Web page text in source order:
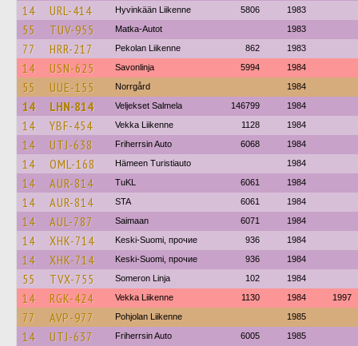
14 URL-414 Hyvinkään Liikenne 5806 1983
55 TUV-955 Matka-Autot 1983
77 HRR-217 Pekolan Liikenne 862 1983
14 USN-625 Savonlinja 5994 1984
55 UUE-155 Norrgård 1984
14 LHN-814 Veljekset Salmela 146799 1984
14 YBF-454 Vekka Liikenne 1128 1984
14 UTJ-638 Friherrsin Auto 6068 1984
14 OML-168 Hämeen Turistiauto 1984
14 AUR-814 TuKL 6061 1984
14 AUR-814 STA 6061 1984
14 AUL-787 Saimaan 6071 1984
14 XHK-714 Keski-Suomi, прочие 936 1984
14 XHK-714 Keski-Suomi, прочие 936 1984
55 TVX-755 Someron Linja 102 1984
14 RGK-424 Vekka Liikenne 1130 1984 1997
77 AVP-977 Pohjolan Liikenne 1985
14 UTJ-637 Friherrsin Auto 6005 1985